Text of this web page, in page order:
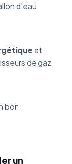
d'eau
et
de gaz
bon
un